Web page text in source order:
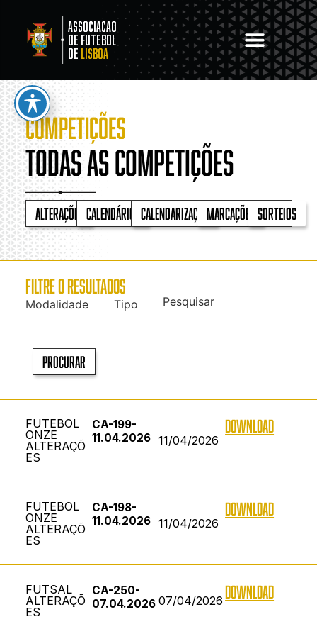
Associacao
de Futebol
de Lisboa
COMPETIÇÕES
Todas as competições
Alterações Calendários CalendarizaçãoMarcações Sorteios
FILTRE O RESULTADOS
Modalidade Tipo Pesquisar
Procurar
FUTEBOL
ONZE
ALTERAÇÕ
ES
CA-199-
11.04.2026 11/04/2026
DOWNLOAD
FUTEBOL
ONZE
ALTERAÇÕ
ES
CA-198-
11.04.2026 11/04/2026
DOWNLOAD
FUTSAL
ALTERAÇÕ
ES
CA-250-
07.04.2026 07/04/2026 DOWNLOAD